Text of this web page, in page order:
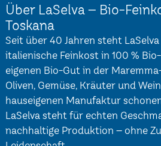
Über LaSelva – Bio-
Toskana
Seit über 40 Jahren steht
italienische Feinkost in 100 %
eigenen Bio-Gut in der
Oliven, Gemüse, Kräuter und
hauseigenen Manufaktur
LaSelva steht für echten
nachhaltige Produktion – ohne